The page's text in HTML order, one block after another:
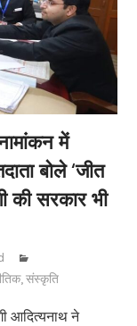
में
बोले ‘जीत
की सरकार भी
,संस्कृति
आदित्यनाथ ने